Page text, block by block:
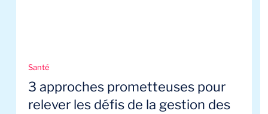
Santé
3 approches prometteuses pour
relever les défis de la gestion des